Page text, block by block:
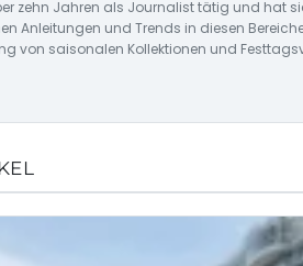
zehn Jahren als Journalist tätig und hat
Anleitungen und Trends in diesen
von saisonalen Kollektionen und